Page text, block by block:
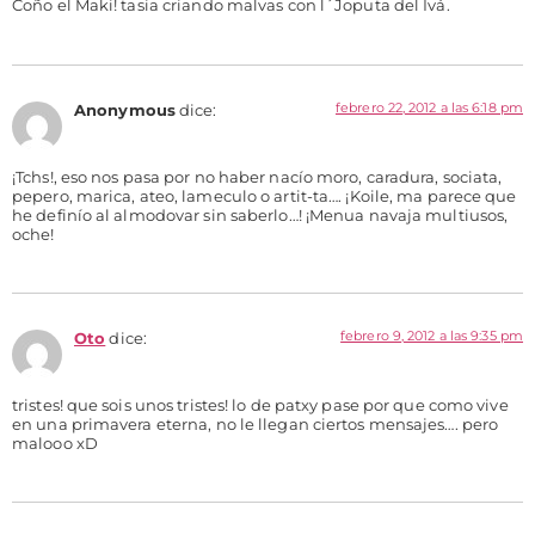
Coño el Maki! tasia criando malvas con l´Joputa del Ivá.
Anonymous dice: febrero 22, 2012 a las 6:18 pm
¡Tchs!, eso nos pasa por no haber nacío moro, caradura, sociata,
pepero, marica, ateo, lameculo o artit-ta…. ¡Koile, ma parece que
he definío al almodovar sin saberlo…! ¡Menua navaja multiusos,
oche!
Oto dice: febrero 9, 2012 a las 9:35 pm
tristes! que sois unos tristes! lo de patxy pase por que como vive
en una primavera eterna, no le llegan ciertos mensajes…. pero
malooo xD